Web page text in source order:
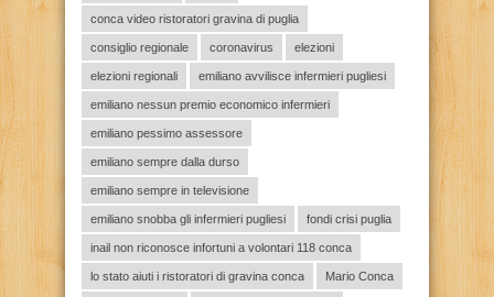
conca video ristoratori gravina di puglia
consiglio regionale coronavirus elezioni
elezioni regionali emiliano avvilisce infermieri pugliesi
emiliano nessun premio economico infermieri
emiliano pessimo assessore
emiliano sempre dalla durso
emiliano sempre in televisione
emiliano snobba gli infermieri pugliesi fondi crisi puglia
inail non riconosce infortuni a volontari 118 conca
lo stato aiuti i ristoratori di gravina conca Mario Conca